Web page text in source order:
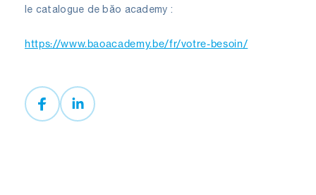
le catalogue de băo academy :
https://www.baoacademy.be/fr/votre-besoin/